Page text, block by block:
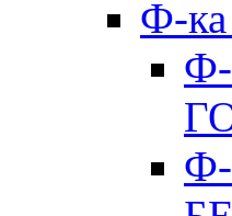
Ф-ка
Ф-
Ф-